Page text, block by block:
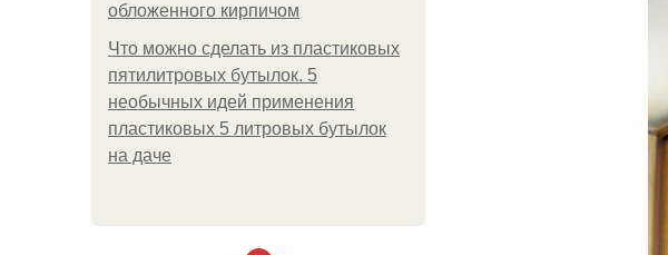
обложенного кирпичом
Что можно сделать из пластиковых
пятилитровых бутылок. 5
необычных идей применения
пластиковых 5 литровых бутылок
на даче